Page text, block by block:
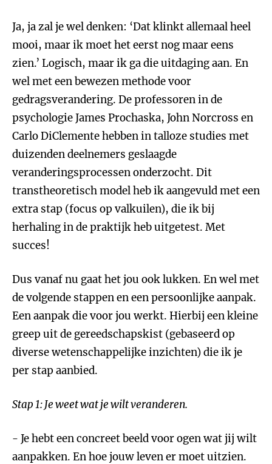
Ja, ja zal je wel denken: ‘Dat klinkt allemaal heel
mooi, maar ik moet het eerst nog maar eens
zien.’ Logisch, maar ik ga die uitdaging aan. En
wel met een bewezen methode voor
gedragsverandering. De professoren in de
psychologie James Prochaska, John Norcross en
Carlo DiClemente hebben in talloze studies met
duizenden deelnemers geslaagde
veranderingsprocessen onderzocht. Dit
transtheoretisch model heb ik aangevuld met een
extra stap (focus op valkuilen), die ik bij
herhaling in de praktijk heb uitgetest. Met
succes!
Dus vanaf nu gaat het jou ook lukken. En wel met
de volgende stappen en een persoonlijke aanpak.
Een aanpak die voor jou werkt. Hierbij een kleine
greep uit de gereedschapskist (gebaseerd op
diverse wetenschappelijke inzichten) die ik je
per stap aanbied.
Stap 1: Je weet wat je wilt veranderen.
- Je hebt een concreet beeld voor ogen wat jij wilt
aanpakken. En hoe jouw leven er moet uitzien.